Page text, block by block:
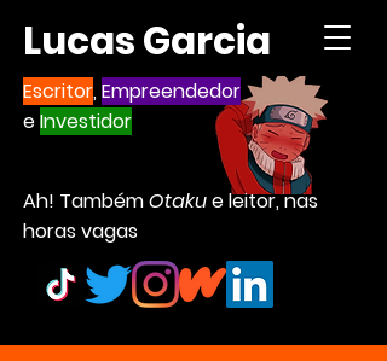
Lucas Garcia
Escritor,Empreendedor
eInvestidor
Ah! TambémOtakue leitor, nas
horas vagas